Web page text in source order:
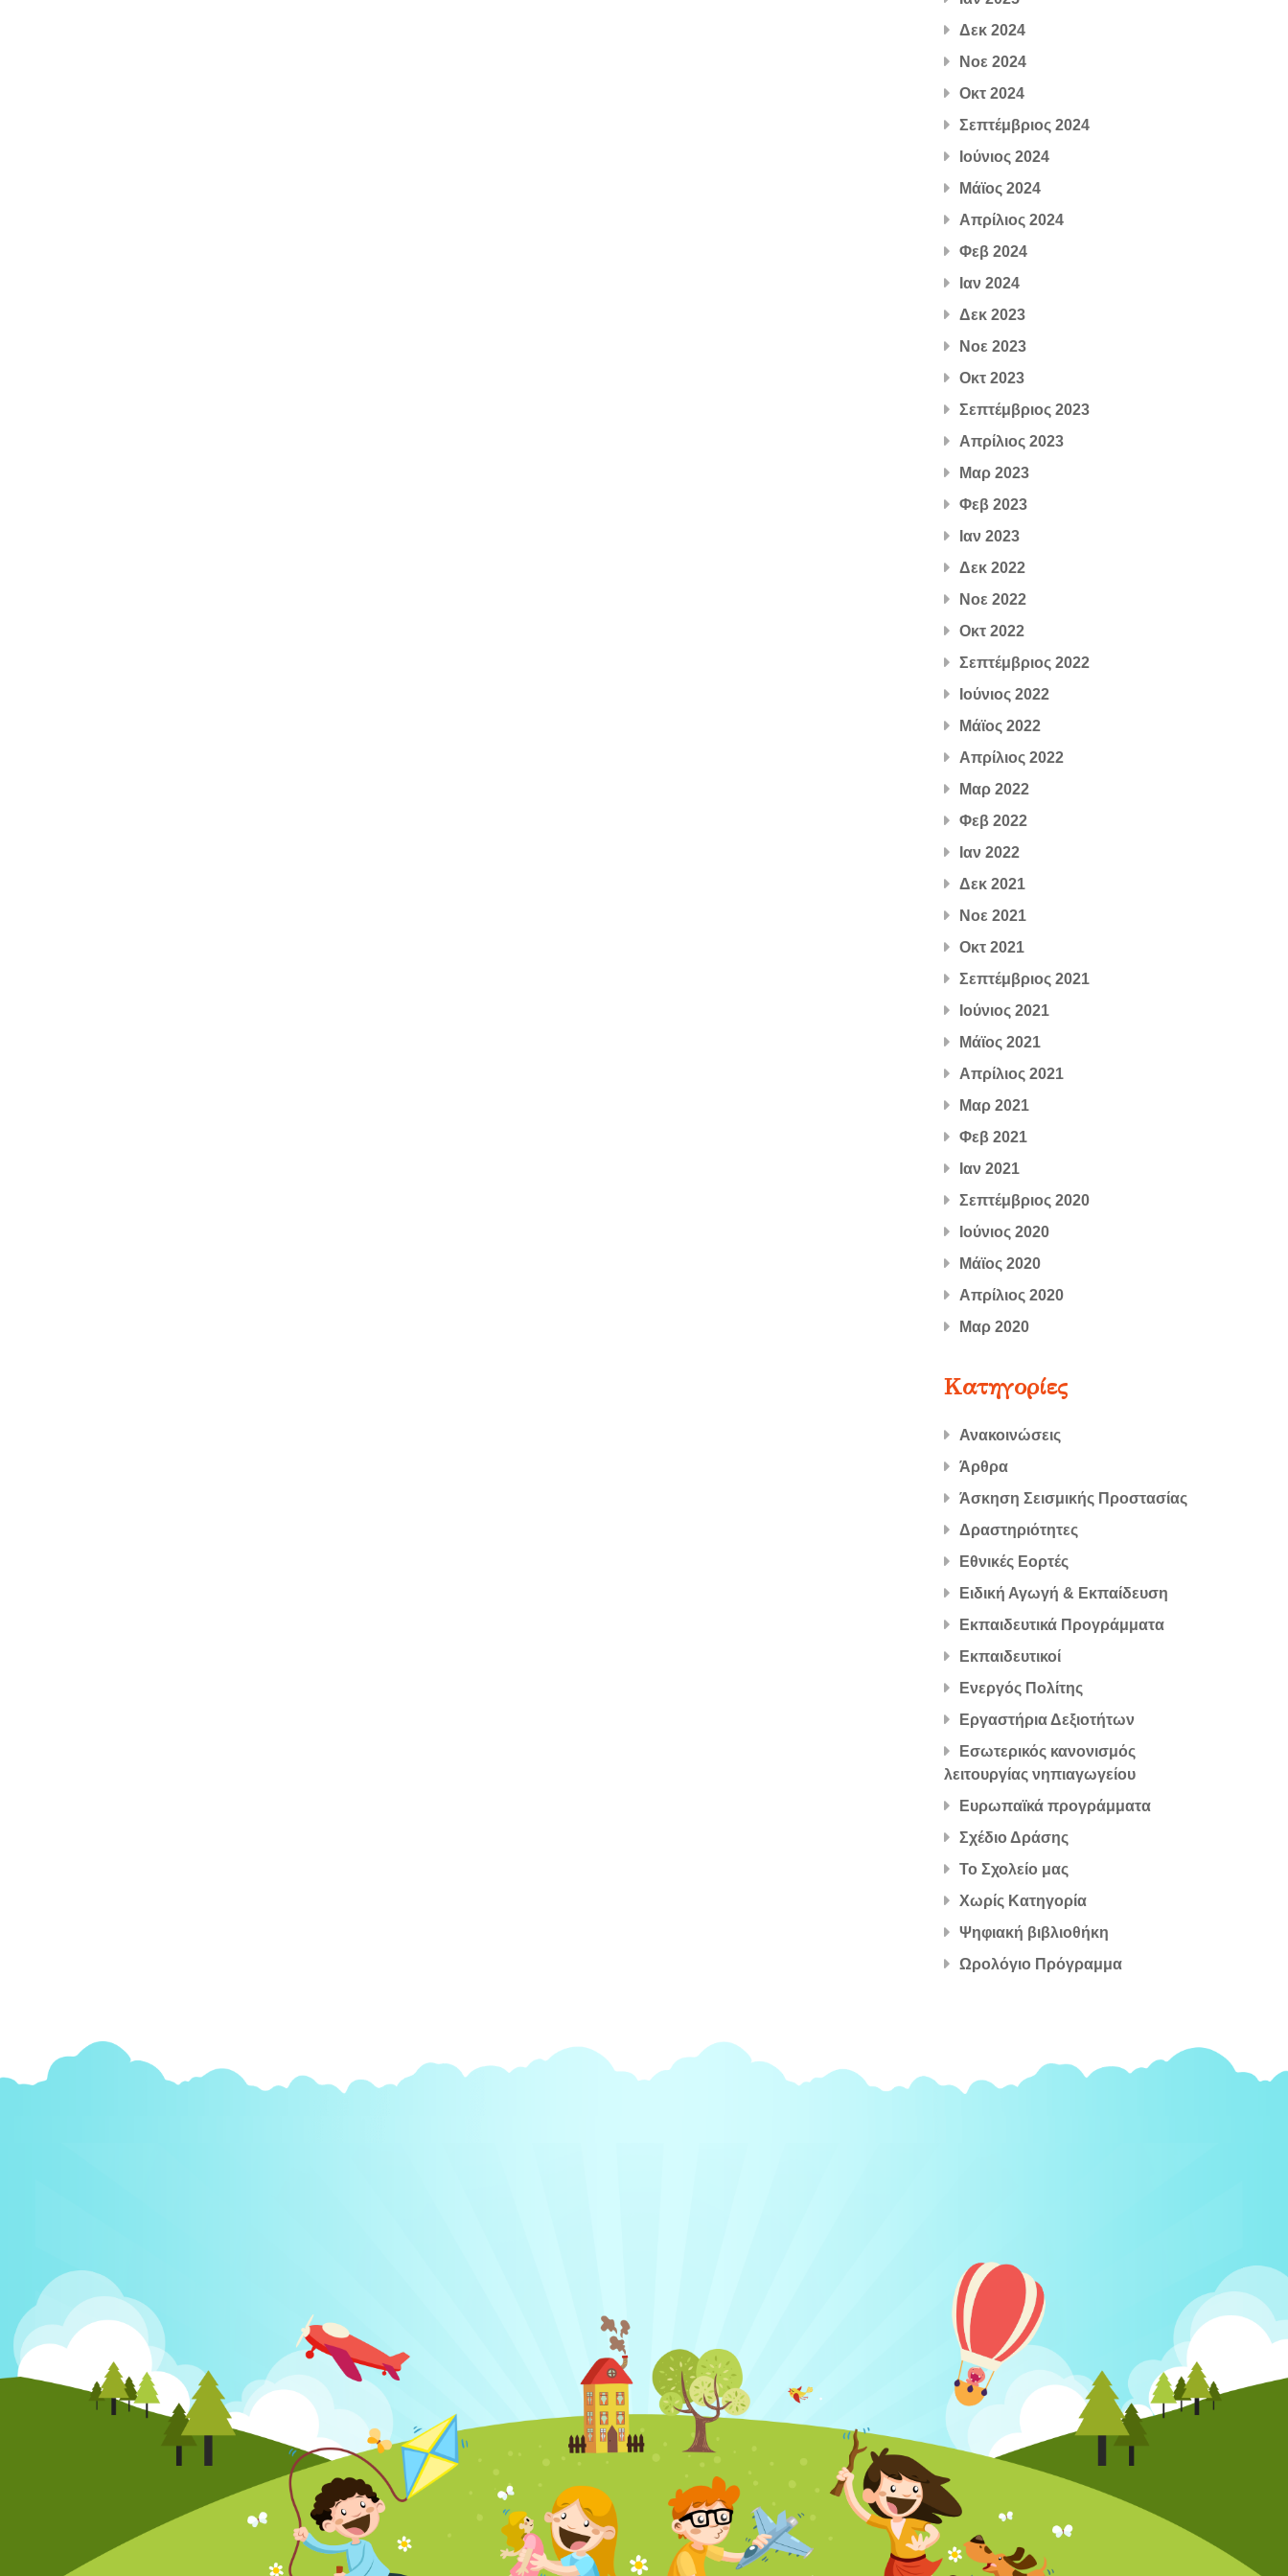
Δεκ 2024
Νοε 2024
Οκτ 2024
Σεπτέμβριος 2024
Ιούνιος 2024
Μάϊος 2024
Απρίλιος 2024
Φεβ 2024
Ιαν 2024
Δεκ 2023
Νοε 2023
Οκτ 2023
Σεπτέμβριος 2023
Απρίλιος 2023
Μαρ 2023
Φεβ 2023
Ιαν 2023
Δεκ 2022
Νοε 2022
Οκτ 2022
Σεπτέμβριος 2022
Ιούνιος 2022
Μάϊος 2022
Απρίλιος 2022
Μαρ 2022
Φεβ 2022
Ιαν 2022
Δεκ 2021
Νοε 2021
Οκτ 2021
Σεπτέμβριος 2021
Ιούνιος 2021
Μάϊος 2021
Απρίλιος 2021
Μαρ 2021
Φεβ 2021
Ιαν 2021
Σεπτέμβριος 2020
Ιούνιος 2020
Μάϊος 2020
Απρίλιος 2020
Μαρ 2020
Kατηγορίες
Ανακοινώσεις
Άρθρα
Άσκηση Σεισμικής Προστασίας
Δραστηριότητες
Εθνικές Εορτές
Ειδική Αγωγή & Εκπαίδευση
Εκπαιδευτικά Προγράμματα
Εκπαιδευτικοί
Ενεργός Πολίτης
Εργαστήρια Δεξιοτήτων
Εσωτερικός κανονισμός
λειτουργίας νηπιαγωγείου
Ευρωπαϊκά προγράμματα
Σχέδιο Δράσης
Το Σχολείο μας
Χωρίς Κατηγορία
Ψηφιακή βιβλιοθήκη
Ωρολόγιο Πρόγραμμα